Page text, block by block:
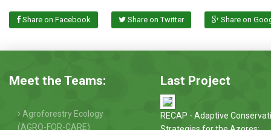
Share on Facebook Share on Twitter Share on
Meet the Teams:
Agroforestry Ecology
(AGRO-FOR-CARE)
Last Project
RECAP - Adaptive